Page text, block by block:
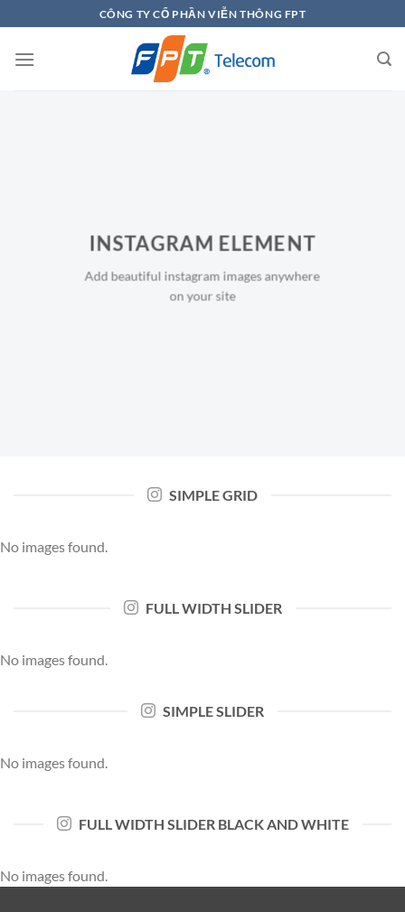
đến
nội
CÔNG TY CỔ PHẦN VIỄN THÔNG FPT
INSTAGRAM ELEMENT
Add beautiful instagram images anywhere
on your site
SIMPLE GRID
No images found.
FULL WIDTH SLIDER
No images found.
SIMPLE SLIDER
No images found.
FULL WIDTH SLIDER BLACK AND WHITE
No images found.